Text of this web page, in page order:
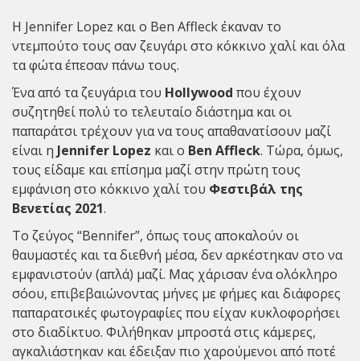
Η Jennifer Lopez και ο Ben Affleck έκαναν το
ντεμπούτο τους σαν ζευγάρι στο κόκκινο χαλί και όλα
τα φώτα έπεσαν πάνω τους.
Ένα από τα ζευγάρια του Hollywood που έχουν
συζητηθεί πολύ το τελευταίο διάστημα και οι
παπαράτσι τρέχουν για να τους απαθανατίσουν μαζί
είναι η Jennifer Lopez και ο Ben Affleck. Τώρα, όμως,
τους είδαμε και επίσημα μαζί στην πρώτη τους
εμφάνιση στο κόκκινο χαλί του Φεστιβάλ της
Βενετίας 2021.
Το ζεύγος “Bennifer”, όπως τους αποκαλούν οι
θαυμαστές και τα διεθνή μέσα, δεν αρκέστηκαν στο να
εμφανιστούν (απλά) μαζί. Μας χάρισαν ένα ολόκληρο
σόου, επιβεβαιώνοντας μήνες με φήμες και διάφορες
παπαρατσικές φωτογραφίες που είχαν κυκλοφορήσει
στο διαδίκτυο. Φιλήθηκαν μπροστά στις κάμερες,
αγκαλιάστηκαν και έδειξαν πιο χαρούμενοι από ποτέ